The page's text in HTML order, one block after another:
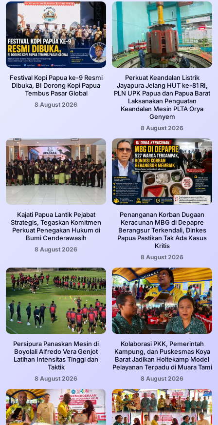
Festival Kopi Papua ke-9 Resmi
Dibuka, BI Dorong Kopi Papua
Tembus Pasar Global
8 August 2026
Perkuat Keandalan Listrik
Jayapura Jelang HUT ke-81 RI,
PLN UPK Papua dan Papua Barat
Laksanakan Penguatan
Keandalan Mesin PLTA Orya
Genyem
8 August 2026
Kajati Papua Lantik Pejabat
Strategis, Tegaskan Komitmen
Perkuat Penegakan Hukum di
Bumi Cenderawasih
8 August 2026
Penanganan Korban Dugaan
Keracunan MBG di Depapre
Berangsur Terkendali, Dinkes
Papua Pastikan Tak Ada Kasus
Kritis
8 August 2026
Persipura Panaskan Mesin di
Boyolali Alfredo Vera Genjot
Latihan Intensitas Tinggi dan
Taktik
8 August 2026
Kolaborasi PKK, Pemerintah
Kampung, dan Puskesmas Koya
Barat Jadikan Holtekamp Model
Pelayanan Terpadu di Muara Tami
8 August 2026